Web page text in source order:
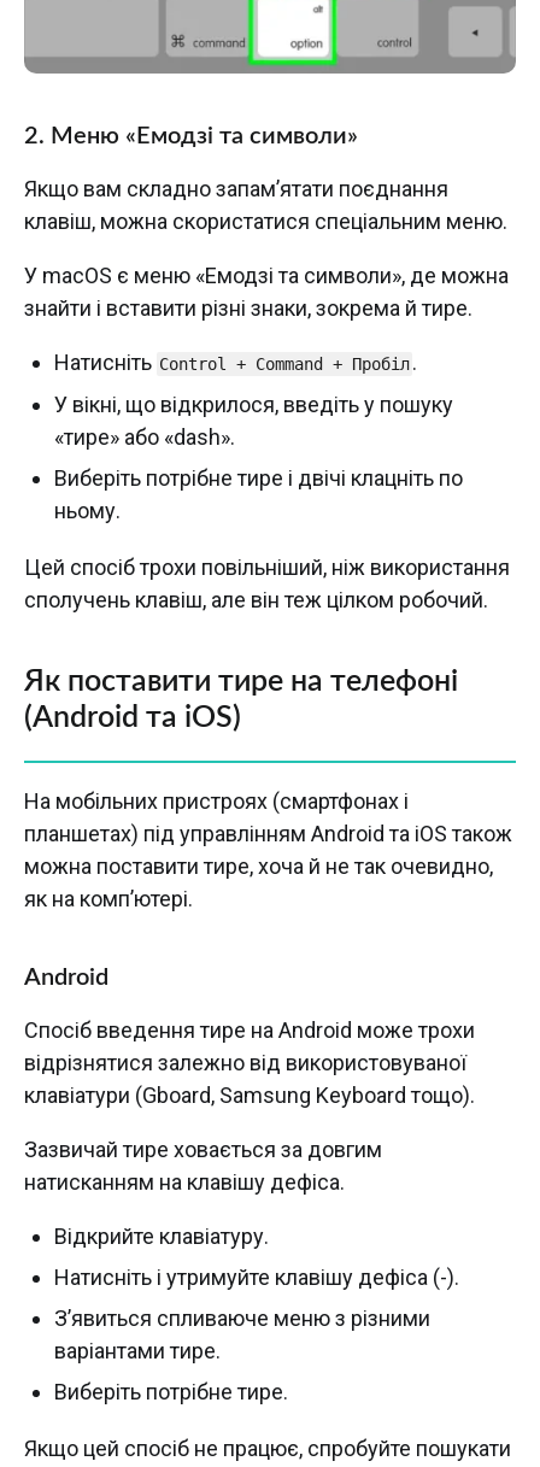
2. Меню «Емодзі та символи»
Якщо вам складно запам’ятати поєднання
клавіш, можна скористатися спеціальним меню.
У macOS є меню «Емодзі та символи», де можна
знайти і вставити різні знаки, зокрема й тире.
Натисніть Control + Command + Пробіл.
У вікні, що відкрилося, введіть у пошуку
«тире» або «dash».
Виберіть потрібне тире і двічі клацніть по
ньому.
Цей спосіб трохи повільніший, ніж використання
сполучень клавіш, але він теж цілком робочий.
Як поставити тире на телефоні
(Android та iOS)
На мобільних пристроях (смартфонах і
планшетах) під управлінням Android та iOS також
можна поставити тире, хоча й не так очевидно,
як на комп’ютері.
Android
Спосіб введення тире на Android може трохи
відрізнятися залежно від використовуваної
клавіатури (Gboard, Samsung Keyboard тощо).
Зазвичай тире ховається за довгим
натисканням на клавішу дефіса.
Відкрийте клавіатуру.
Натисніть і утримуйте клавішу дефіса (-).
З’явиться спливаюче меню з різними
варіантами тире.
Виберіть потрібне тире.
Якщо цей спосіб не працює, спробуйте пошукати